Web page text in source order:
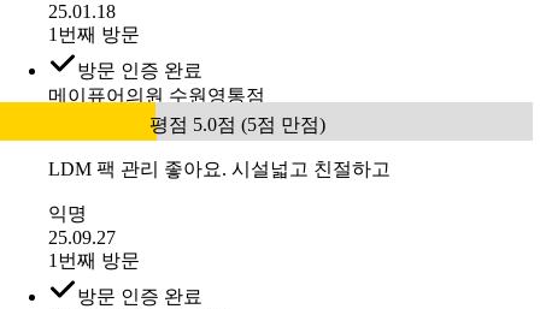
25.01.18
1번째 방문
방문 인증 완료
메이퓨어의원 수원영통점
평점 5.0점 (5점 만점)
LDM 팩 관리 좋아요. 시설넓고 친절하고
익명
25.09.27
1번째 방문
방문 인증 완료